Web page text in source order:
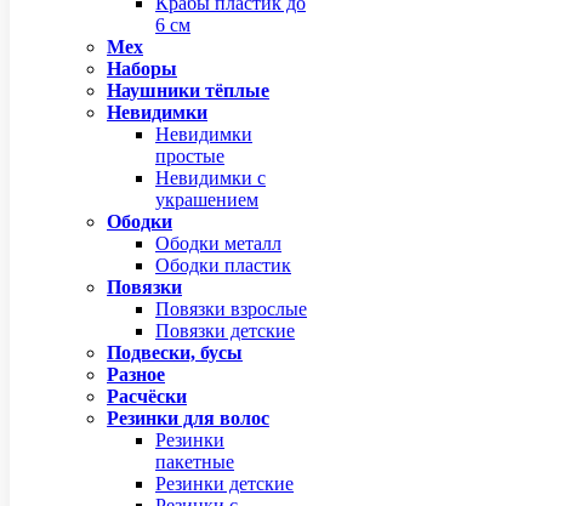
6 см
Мех
Наборы
Наушники тёплые
Невидимки
Невидимки
простые
Невидимки с
украшением
Ободки
Ободки металл
Ободки пластик
Повязки
Повязки взрослые
Повязки детские
Подвески, бусы
Разное
Расчёски
Резинки для волос
Резинки
пакетные
Резинки детские